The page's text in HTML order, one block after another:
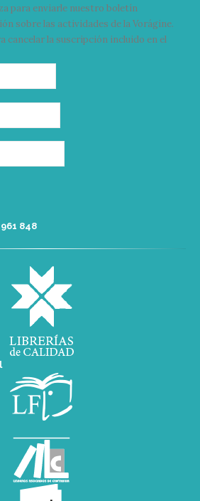
para enviarle nuestro boletín
sobre las actividades de la Vorágine.
cancelar la suscripción incluido en el
848‬